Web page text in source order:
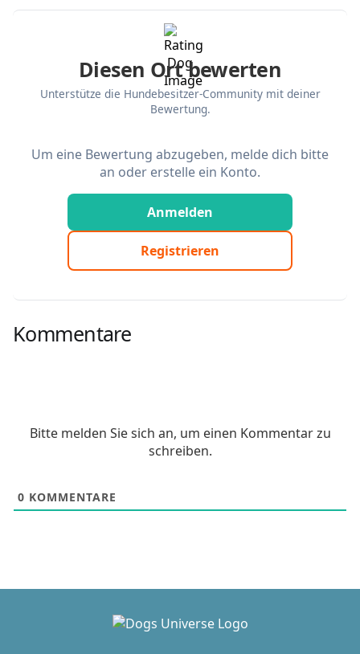
Diesen Ort bewerten
Unterstütze die Hundebesitzer-Community mit deiner
Bewertung.
Um eine Bewertung abzugeben, melde dich bitte
an oder erstelle ein Konto.
Anmelden
Registrieren
Kommentare
Bitte melden Sie sich an, um einen Kommentar zu
schreiben.
0 KOMMENTARE